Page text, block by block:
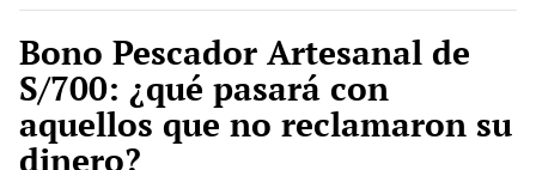
Bono Pescador Artesanal de
S/700: ¿qué pasará con
aquellos que no reclamaron su
dinero?